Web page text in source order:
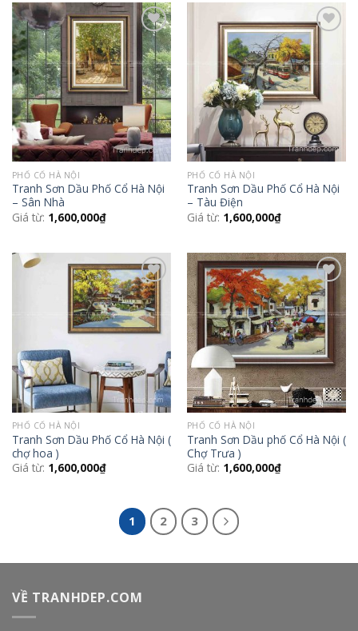
Add to
Wishlist
PHỐ CỔ HÀ NỘI
Tranh Sơn Dầu Phố Cổ Hà Nội
– Sân Nhà
Giá từ: 1,600,000₫
Add to
Wishlist
PHỐ CỔ HÀ NỘI
Tranh Sơn Dầu Phố Cổ Hà Nội
– Tàu Điện
Giá từ: 1,600,000₫
Add to
Wishlist
PHỐ CỔ HÀ NỘI
Tranh Sơn Dầu Phố Cổ Hà Nội (
chợ hoa )
Giá từ: 1,600,000₫
Add to
Wishlist
PHỐ CỔ HÀ NỘI
Tranh Sơn Dầu phố Cổ Hà Nội (
Chợ Trưa )
Giá từ: 1,600,000₫
1 2 3
VỀ TRANHDEP.COM